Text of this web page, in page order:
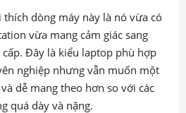
dòng máy này là nó vừa có
vừa mang cảm giác sang
Đây là kiểu laptop phù hợp
nghiệp nhưng vẫn muốn một
dễ mang theo hơn so với các
quá dày và nặng.